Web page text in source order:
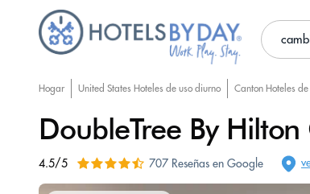
Hogar United States Hoteles de uso diurno Canton Hoteles
DoubleTree By
4.5/5 707 Reseñas en Google